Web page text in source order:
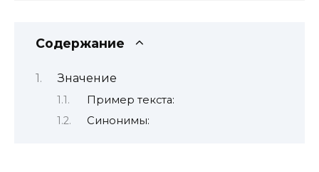
Содержание
Значение
Пример текста:
Синонимы: